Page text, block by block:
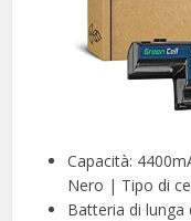
Capacità:
Nero | Tipo di
Batteria di lunga